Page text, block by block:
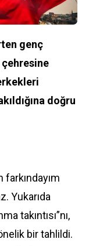
genç
çehresine
doğru
farkındayım
Yukarıda
takıntısı”nı,
bir tahlildi.